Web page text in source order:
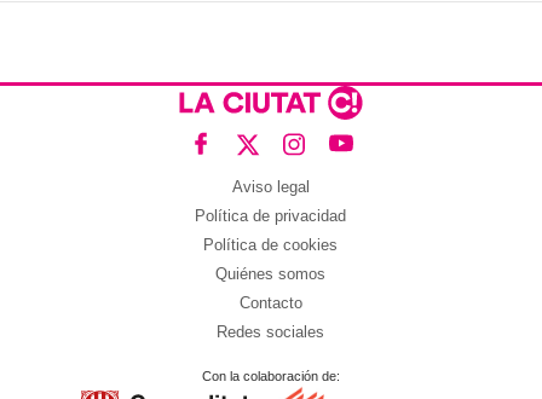
Aviso legal
Política de privacidad
Política de cookies
Quiénes somos
Contacto
Redes sociales
Con la colaboración de: